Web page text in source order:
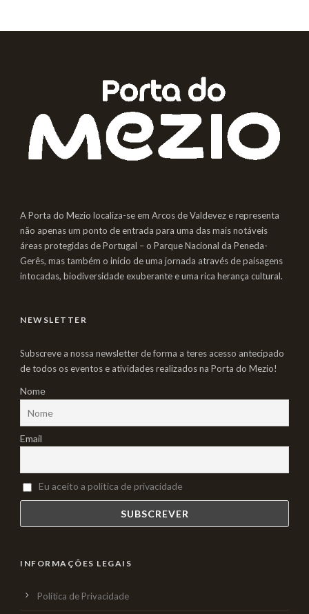
A Porta do Mezio localiza-se em Arcos de Valdevez e representa
não apenas um ponto de entrada para uma das mais notáveis
áreas protegidas de Portugal – o Parque Nacional da Peneda-
Gerês, mas também o início de uma jornada através de paisagens
intocadas, biodiversidade exuberante e uma rica herança cultural.
NEWSLETTER
Subscreve a nossa newsletter de forma a teres acesso antecipado
de todos os eventos e atividades realizados na Porta do Mezio!
Nome
Email
Eu aceito a politica de privacidade
INFORMAÇÕES LEGAIS
Política de Privacidade